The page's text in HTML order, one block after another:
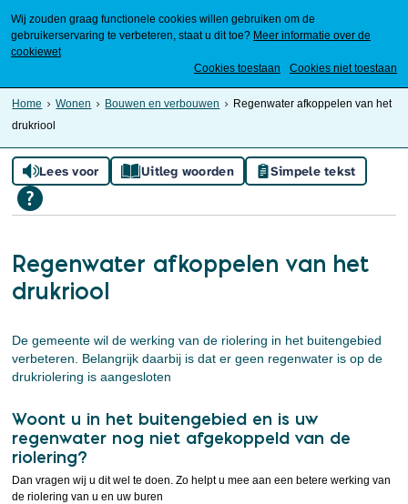
Wij zouden graag functionele cookies willen gebruiken om de
gebruikerservaring te verbeteren, staat u dit toe? Meer informatie over de
cookiewet
Cookies toestaan
Cookies niet toestaan
Home Wonen Bouwen en verbouwen
Regenwater afkoppelen van het
drukriool
Lees voor Uitleg woorden Simpele tekst
Regenwater afkoppelen van het
drukriool
De gemeente wil de werking van de riolering in het buitengebied
verbeteren. Belangrijk daarbij is dat er geen regenwater is op de
drukriolering is aangesloten
Woont u in het buitengebied en is uw
regenwater nog niet afgekoppeld van de
riolering?
Dan vragen wij u dit wel te doen. Zo helpt u mee aan een betere werking van
de riolering van u en uw buren